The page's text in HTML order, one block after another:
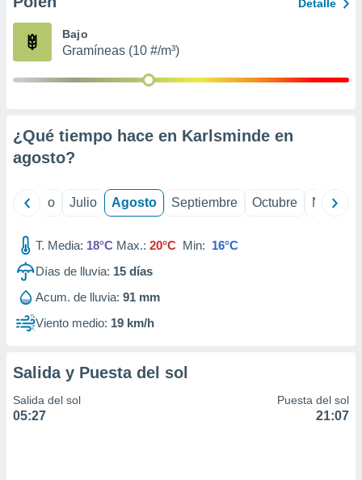
publicidad
1199
Detalle
Bajo
Gramíneas (10 #/m³)
¿Qué tiempo hace en Karlsminde en
agosto?
Junio Julio Agosto Septiembre Octubre
T. Media: 18°C Max.: 20°C Min: 16°C
Días de lluvia: 15 días
Acum. de lluvia: 91 mm
Viento medio: 19 km/h
Salida y Puesta del sol
Salida del sol
05:27
Puesta del sol
21:07